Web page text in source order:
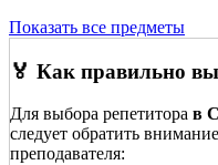
Показать все предметы
🏅 Как правильно
Для выбора репетитора в
следует обратить
преподавателя: